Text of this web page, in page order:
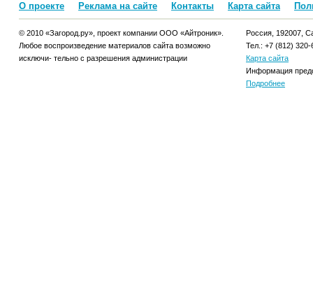
О проекте Реклама на сайте Контакты Карта сайта
© 2010 «Загород.ру», проект компании ООО «Айтроник».
Любое воспроизведение материалов сайта возможно
исключи- тельно с разрешения администрации
Россия, 192007,
Тел.: +7 (812) 320-
Карта сайта
Информация
Подробнее